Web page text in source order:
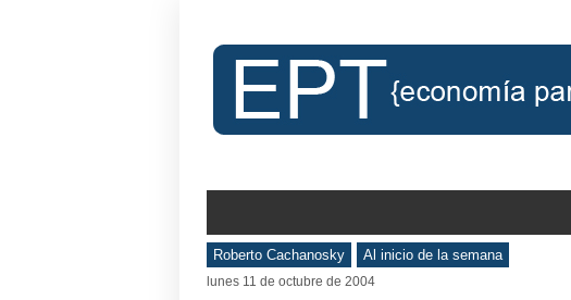
Roberto Cachanosky Al inicio de la semana
lunes 11 de octubre de 2004